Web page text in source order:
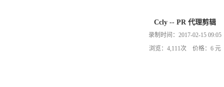
Ccly -- PR 代理剪辑
录制时间：2017-02-15 09:05
浏览：4,111次 价格：6 元